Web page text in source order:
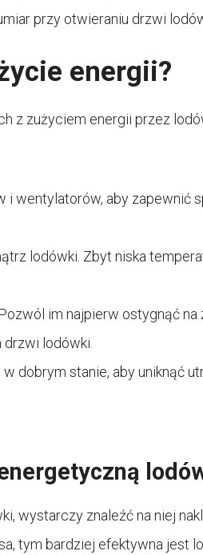
przy otwieraniu drzwi
energii?
z zużyciem energii przez
i wentylatorów, aby zapewnić
lodówki. Zbyt niska
im najpierw ostygnąć na
drzwi lodówki.
dobrym stanie, aby uniknąć
wystarczy znaleźć na niej
tym bardziej efektywna jest